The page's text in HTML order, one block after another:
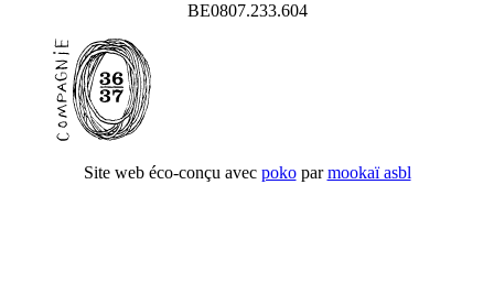
BE0807.233.604
Site web éco-conçu avec pokoparmookaï asbl